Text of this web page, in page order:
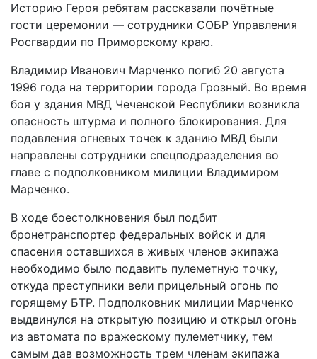
Историю Героя ребятам рассказали почётные
гости церемонии — сотрудники СОБР Управления
Росгвардии по Приморскому краю.
Владимир Иванович Марченко погиб 20 августа
1996 года на территории города Грозный. Во время
боя у здания МВД Чеченской Республики возникла
опасность штурма и полного блокирования. Для
подавления огневых точек к зданию МВД были
направлены сотрудники спецподразделения во
главе с подполковником милиции Владимиром
Марченко.
В ходе боестолкновения был подбит
бронетранспортер федеральных войск и для
спасения оставшихся в живых членов экипажа
необходимо было подавить пулеметную точку,
откуда преступники вели прицельный огонь по
горящему БТР. Подполковник милиции Марченко
выдвинулся на открытую позицию и открыл огонь
из автомата по вражескому пулеметчику, тем
самым дав возможность трем членам экипажа